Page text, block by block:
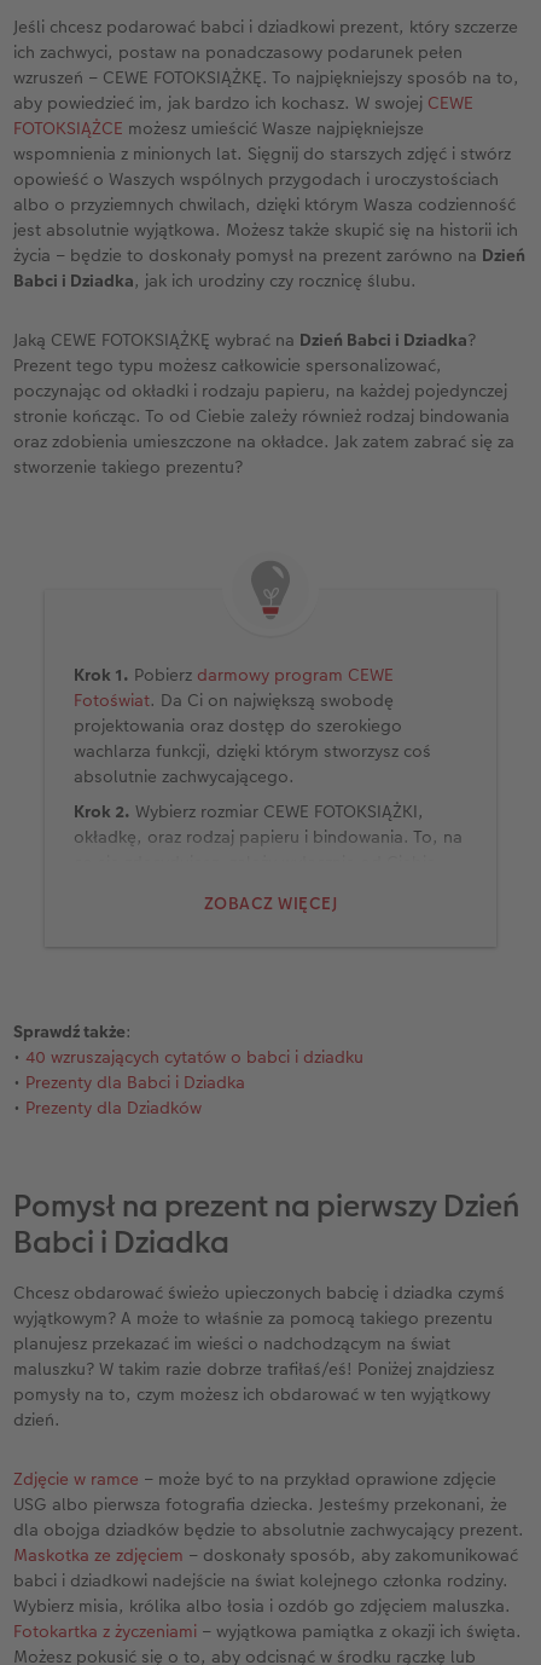
Jeśli chcesz podarować babci i dziadkowi prezent, który szczerze
ich zachwyci, postaw na ponadczasowy podarunek pełen
wzruszeń – CEWE FOTOKSIĄŻKĘ. To najpiękniejszy sposób na to,
aby powiedzieć im, jak bardzo ich kochasz. W swojej CEWE
FOTOKSIĄŻCE możesz umieścić Wasze najpiękniejsze
wspomnienia z minionych lat. Sięgnij do starszych zdjęć i stwórz
opowieść o Waszych wspólnych przygodach i uroczystościach
albo o przyziemnych chwilach, dzięki którym Wasza codzienność
jest absolutnie wyjątkowa. Możesz także skupić się na historii ich
życia – będzie to doskonały pomysł na prezent zarówno na Dzień
Babci i Dziadka, jak ich urodziny czy rocznicę ślubu.
Jaką CEWE FOTOKSIĄŻKĘ wybrać na Dzień Babci i Dziadka?
Prezent tego typu możesz całkowicie spersonalizować,
poczynając od okładki i rodzaju papieru, na każdej pojedynczej
stronie kończąc. To od Ciebie zależy również rodzaj bindowania
oraz zdobienia umieszczone na okładce. Jak zatem zabrać się za
stworzenie takiego prezentu?
ZOBACZ WIĘCEJ
Krok 1. Pobierz darmowy program CEWE
Fotoświat. Da Ci on największą swobodę
projektowania oraz dostęp do szerokiego
wachlarza funkcji, dzięki którym stworzysz coś
absolutnie zachwycającego.
Krok 2. Wybierz rozmiar CEWE FOTOKSIĄŻKI,
okładkę, oraz rodzaj papieru i bindowania. To, na
papier kredowy lub fotograficzny, każdy w
recyklingu. To również Ty decydujesz o tym, jaki
rodzaj okładki wybierzesz: twardą, miękką bądź
zeszytową. W przypadku CEWE FOTOKSIĄŻKI
kwadratowej XL możesz ponadto zdecydować się
pełną najcenniejszych wspomnień.
Krok 3. Rozpocznij projektowanie. Możesz
skorzystać z gotowego szablonu tematycznego i
fotoksiążkę całkowicie według własnego
pomysłu. Wybór należy do Ciebie!
Krok 4.Zadbaj o dodatki. Wśród dostępnych
narzędzi znajdziesz szeroki wybór ramek, masek i
rozważnie – przesadna ilość elementów
ozdobnych może przysłonić to, co najważniejsze,
czyli Twoje zdjęcia.
Krok 5.Dodaj zewnętrzne zdobienia - mogą to
być na przykładeleganckie uszlachetnienia,
którymi pokryjesz kluczowe elementy na okładce.
Jeśli chcesz, możesz ponadto dobrać do swojej
CEWE FOTOKSIĄŻKI opakowanie prezentowe,
Sprawdź także:
• 40 wzruszających cytatów o babci i dziadku
• Prezenty dla Babci i Dziadka
• Prezenty dla Dziadków
Pomysł na prezent na pierwszy Dzień
Babci i Dziadka
Chcesz obdarować świeżo upieczonych babcię i dziadka czymś
wyjątkowym? A może to właśnie za pomocą takiego prezentu
planujesz przekazać im wieści o nadchodzącym na świat
maluszku? W takim razie dobrze trafiłaś/eś! Poniżej znajdziesz
pomysły na to, czym możesz ich obdarować w ten wyjątkowy
dzień.
Zdjęcie w ramce – może być to na przykład oprawione zdjęcie
USG albo pierwsza fotografia dziecka. Jesteśmy przekonani, że
dla obojga dziadków będzie to absolutnie zachwycający prezent.
Maskotka ze zdjęciem – doskonały sposób, aby zakomunikować
babci i dziadkowi nadejście na świat kolejnego członka rodziny.
Wybierz misia, królika albo łosia i ozdób go zdjęciem maluszka.
Fotokartka z życzeniami – wyjątkowa pamiątka z okazji ich święta.
Możesz pokusić się o to, aby odcisnąć w środku rączkę lub